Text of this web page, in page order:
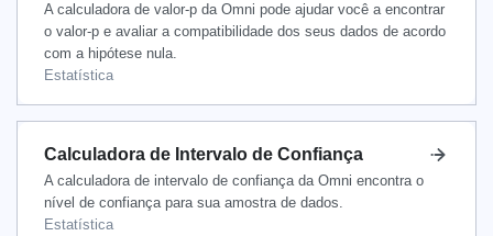
A calculadora de valor-p da Omni pode ajudar você a encontrar
o valor-p e avaliar a compatibilidade dos seus dados de acordo
com a hipótese nula.
Estatística
Calculadora de Intervalo de Confiança
A calculadora de intervalo de confiança da Omni encontra o
nível de confiança para sua amostra de dados.
Estatística